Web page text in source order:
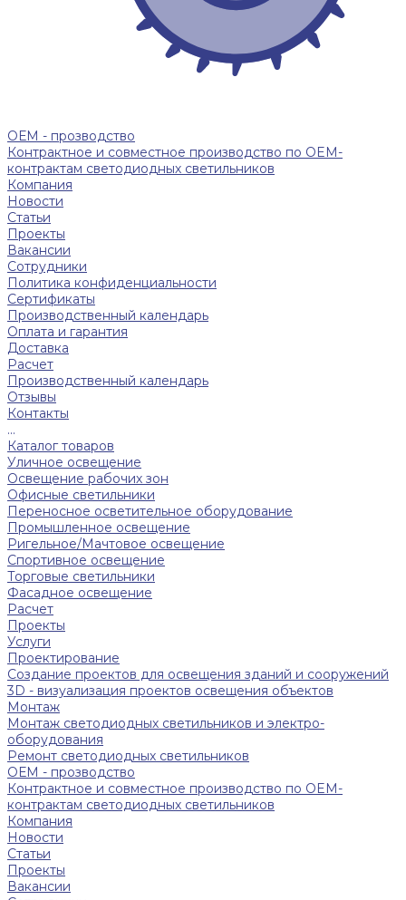
ОЕМ - прозводство
Контрактное и совместное производство по OEM-
контрактам светодиодных светильников
Компания
Новости
Статьи
Проекты
Вакансии
Сотрудники
Политика конфиденциальности
Сертификаты
Производственный календарь
Оплата и гарантия
Доставка
Расчет
Производственный календарь
Отзывы
Контакты
...
Каталог товаров
Уличное освещение
Освещение рабочих зон
Офисные светильники
Переносное осветительное оборудование
Промышленное освещение
Ригельное/Мачтовое освещение
Спортивное освещение
Торговые светильники
Фасадное освещение
Расчет
Проекты
Услуги
Проектирование
Создание проектов для освещения зданий и сооружений
3D - визуализация проектов освещения объектов
Монтаж
Монтаж светодиодных светильников и электро-
оборудования
Ремонт светодиодных светильников
ОЕМ - прозводство
Контрактное и совместное производство по OEM-
контрактам светодиодных светильников
Компания
Новости
Статьи
Проекты
Вакансии